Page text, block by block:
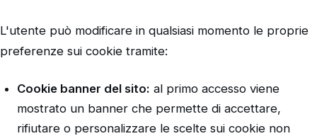
L'utente può modificare in qualsiasi momento le proprie
preferenze sui cookie tramite:
Cookie banner del sito: al primo accesso viene
mostrato un banner che permette di accettare,
rifiutare o personalizzare le scelte sui cookie non